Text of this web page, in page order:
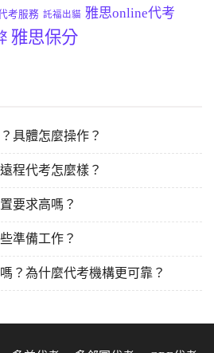
考服務 託福出貓 雅思online代考
雅思保分
具體怎麼操作？
程代考怎麼樣？
要求高嗎？
準備工作？
？為什麼代考機構更可靠？